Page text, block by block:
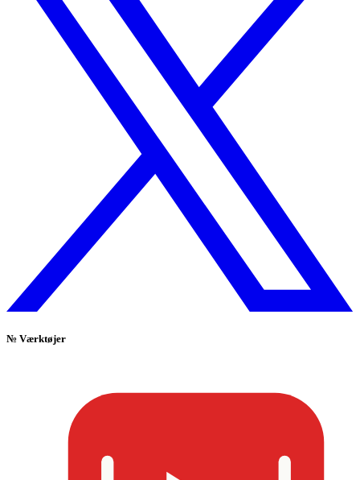
№ Værktøjer